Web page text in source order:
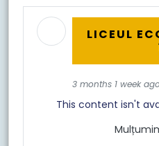
LICEUL
3 months 1 week
This content isn't